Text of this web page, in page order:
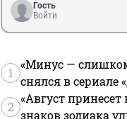
Гость
Войти
1
«Минус —
снялся в сериале
2
«Август
знаков зодиака